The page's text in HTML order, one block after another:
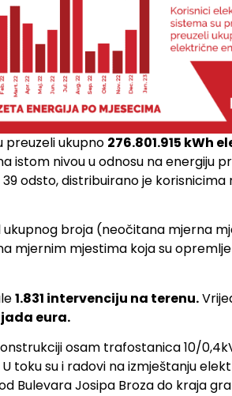
preuzeli ukupno 276.801.915 kWh
istom nivou u odnosu na energiju
odsto, distribuirano je korisnicima
ukupnog broja (neočitana mjerna
mjernim mjestima koja su
1.831 intervenciju na terenu.
eura.
osam trafostanica 10/
toku su i radovi na izmještanju
Bulevara Josipa Broza do kraja